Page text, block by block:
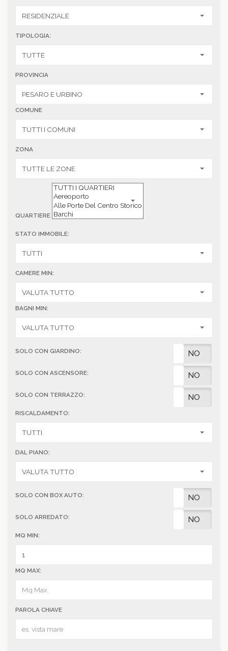
TIPOLOGIA:
PROVINCIA
COMUNE
ZONA
QUARTIERE
STATO IMMOBILE:
CAMERE MIN:
BAGNI MIN:
SOLO CON GIARDINO: NO
SOLO CON ASCENSORE: NO
SOLO CON TERRAZZO: NO
RISCALDAMENTO:
DAL PIANO:
SOLO CON BOX AUTO: NO
SOLO ARREDATO: NO
MQ MIN:
MQ MAX:
PAROLA CHIAVE